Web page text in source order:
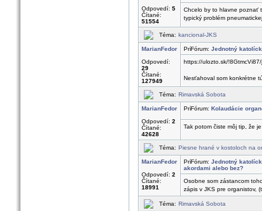
Odpovedí: 5
Čítané:
51554
Chcelo by to hlavne poznať
typický problém
Téma: kancional-JKS
MarianFedor
Odpovedí:
29
Čítané:
127949
Fórum: Jednotný
https://ulozto.sk/
Nesťahoval som konkrétne
Téma: Rimavská Sobota
MarianFedor
Odpovedí: 2
Čítané:
42628
Fórum: Kolaudácie
Tak potom čiste môj tip, že
Téma: Piesne hrané v kostoloch na
MarianFedor
Odpovedí: 2
Čítané:
18991
Fórum: Jednotný
akordami alebo bez?
Osobne som zástancom
zápis v JKS pre organistov,
Téma: Rimavská Sobota